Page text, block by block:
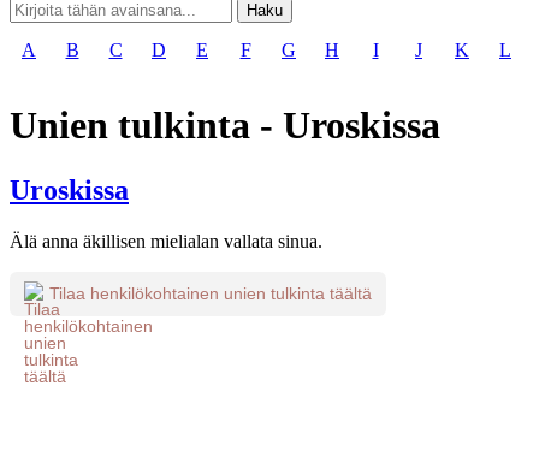
Haku
A B C D E F G H I J K L
Unien tulkinta - Uroskissa
Uroskissa
Älä anna äkillisen mielialan vallata sinua.
Tilaa henkilökohtainen unien tulkinta täältä